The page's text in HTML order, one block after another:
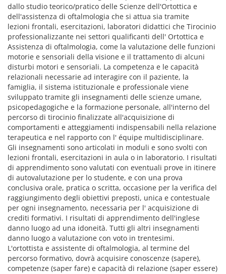
dallo studio teorico/pratico delle Scienze dell'Ortottica e
dell'assistenza di oftalmologia che si attua sia tramite
lezioni frontali, esercitazioni, laboratori didattici che Tirocinio
professionalizzante nei settori qualificanti dell' Ortottica e
Assistenza di oftalmologia, come la valutazione delle funzioni
motorie e sensoriali della visione e il trattamento di alcuni
disturbi motori e sensoriali. La competenza e le capacità
relazionali necessarie ad interagire con il paziente, la
famiglia, il sistema istituzionale e professionale viene
sviluppato tramite gli insegnamenti delle scienze umane,
psicopedagogiche e la formazione personale, all'interno del
percorso di tirocinio finalizzate all'acquisizione di
comportamenti e atteggiamenti indispensabili nella relazione
terapeutica e nel rapporto con l' équipe multidisciplinare.
Gli insegnamenti sono articolati in moduli e sono svolti con
lezioni frontali, esercitazioni in aula o in laboratorio. I risultati
di apprendimento sono valutati con eventuali prove in itinere
di autovalutazione per lo studente, e con una prova
conclusiva orale, pratica o scritta, occasione per la verifica del
raggiungimento degli obiettivi preposti, unica e contestuale
per ogni insegnamento, necessaria per l' acquisizione di
crediti formativi. I risultati di apprendimento dell'inglese
danno luogo ad una idoneità. Tutti gli altri insegnamenti
danno luogo a valutazione con voto in trentesimi.
L'ortottista e assistente di oftalmologia, al termine del
percorso formativo, dovrà acquisire conoscenze (sapere),
competenze (saper fare) e capacità di relazione (saper essere)